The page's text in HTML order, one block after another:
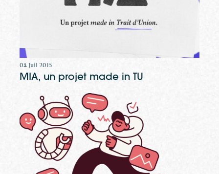
04 Juil 2015
MIA, un projet made in TU